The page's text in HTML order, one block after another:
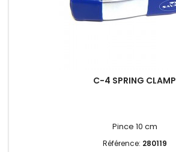
C-4 SPRING CLAMP
Pince 10 cm
Référence: 280119